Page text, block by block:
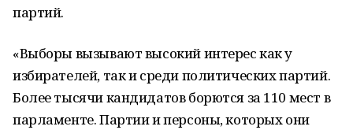
партий.
«Выборы вызывают высокий интерес как у
избирателей, так и среди политических партий.
Более тысячи кандидатов борются за 110 мест в
парламенте. Партии и персоны, которых они